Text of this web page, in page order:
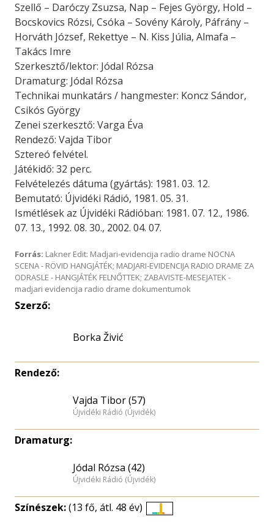
Szellő – Daróczy Zsuzsa, Nap – Fejes György, Hold –
Bocskovics Rózsi, Csóka – Sovény Károly, Páfrány –
Horváth József, Rekettye – N. Kiss Júlia, Almafa –
Takács Imre
Szerkesztő/lektor: Jódal Rózsa
Dramaturg: Jódal Rózsa
Technikai munkatárs / hangmester: Koncz Sándor,
Csikós György
Zenei szerkesztő: Varga Éva
Rendező: Vajda Tibor
Sztereó felvétel.
Játékidő: 32 perc.
Felvételezés dátuma (gyártás): 1981. 03. 12.
Bemutató: Újvidéki Rádió, 1981. 05. 31.
Ismétlések az Újvidéki Rádióban: 1981. 07. 12., 1986.
07. 13., 1992. 08. 30., 2002. 04. 07.
Forrás: Lakner Edit: Madjari-evidencija radio drame NOCNA
SCENA - RÖVID HANGJÁTÉK; MADJARI-EVIDENCIJA RADIO DRAME ZA
ODRASLE - HANGJÁTÉK FELNŐTTEK; ZABAVISTE-MESEJATEK -
madjari evidencija radio drame dokumentumok
Szerző:
Borka Živić
Rendező:
Vajda Tibor (57)
Újvidéki Rádió (Újvidék)
Dramaturg:
Jódal Rózsa (42)
Újvidéki Rádió (Újvidék)
Színészek:(13 fő, átl. 48 év)